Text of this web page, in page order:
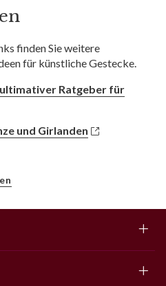
finden Sie weitere
für künstliche Gestecke.
Ratgeber für
und Girlanden